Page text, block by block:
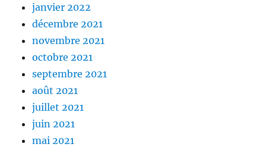
janvier 2022
décembre 2021
novembre 2021
octobre 2021
septembre 2021
août 2021
juillet 2021
juin 2021
mai 2021